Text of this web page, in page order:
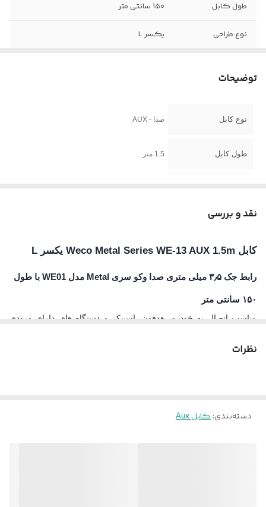
طول کابل ۱۵۰ سانتی متر
نوع طراحی یکسر L
توضیحات
نوع کابل صدا - AUX
طول کابل 1.5 متر
طراحی کانکتور
نقد و بررسی
کابل Weco Metal Series WE-13 AUX 1.5m یکسر L
رابط جک ۳٫۵ میلی متری صدا وکو سری Metal مدل WE01 با طول
۱۵۰ سانتی متر
مناسب اتصال به خودرو، هدفون، اسپیکر و دستگاه های دارای ورودی
نظرات
دسته‌بندی:کابل Aux